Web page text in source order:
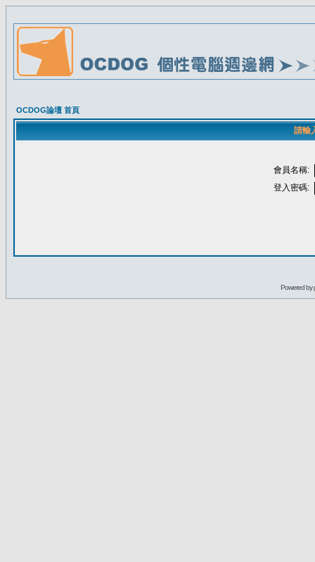
OCDOG論壇 首頁
請輸
會員名稱:
登入密碼:
Powered by